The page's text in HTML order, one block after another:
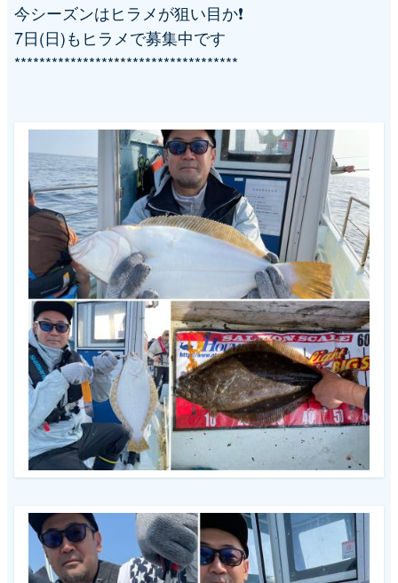
今シーズンはヒラメが狙い目か❗️
7日(日)もヒラメで募集中です
************************************